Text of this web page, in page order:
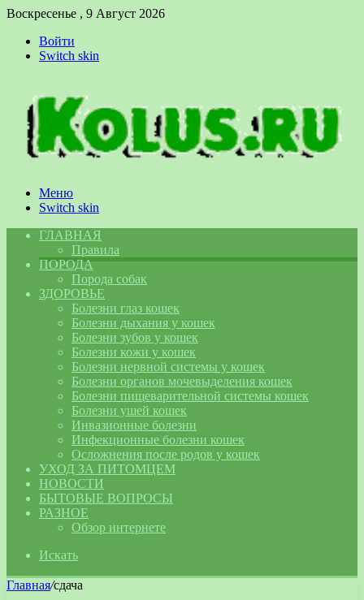
Воскресенье , 9 Август 2026
Войти
Switch skin
Меню
Switch skin
ГЛАВНАЯ
Правила
ПОРОДА
Порода собак
ЗДОРОВЬЕ
Болезни глаз кошек
Болезни дыхания у кошек
Болезни зубов у кошек
Болезни кожи у кошек
Болезни нервной системы у кошек
Болезни органов мочевыделения кошек
Болезни пищеварительной системы кошек
Болезни ушей кошек
Инвазионные болезни
Инфекционные болезни кошек
Осложнения после родов у кошек
УХОД ЗА ПИТОМЦЕМ
НОВОСТИ
БЫТОВЫЕ ВОПРОСЫ
РАЗНОЕ
Обзор интернете
Искать
Главная/сдача